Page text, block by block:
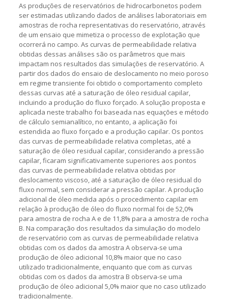
As produções de reservatórios de hidrocarbonetos podem
ser estimadas utilizando dados de análises laboratoriais em
amostras de rocha representativas do reservatório, através
de um ensaio que mimetiza o processo de explotação que
ocorrerá no campo. As curvas de permeabilidade relativa
obtidas dessas análises são os parâmetros que mais
impactam nos resultados das simulações de reservatório. A
partir dos dados do ensaio de deslocamento no meio poroso
em regime transiente foi obtido o comportamento completo
dessas curvas até a saturação de óleo residual capilar,
incluindo a produção do fluxo forçado. A solução proposta e
aplicada neste trabalho foi baseada nas equações e método
de cálculo semianalítico, no entanto, a aplicação foi
estendida ao fluxo forçado e a produção capilar. Os pontos
das curvas de permeabilidade relativa completas, até a
saturação de óleo residual capilar, considerando a pressão
capilar, ficaram significativamente superiores aos pontos
das curvas de permeabilidade relativa obtidas por
deslocamento viscoso, até a saturação de óleo residual do
fluxo normal, sem considerar a pressão capilar. A produção
adicional de óleo medida após o procedimento capilar em
relação à produção de óleo do fluxo normal foi de 52,0%
para amostra de rocha A e de 11,8% para a amostra de rocha
B. Na comparação dos resultados da simulação do modelo
de reservatório com as curvas de permeabilidade relativa
obtidas com os dados da amostra A observa-se uma
produção de óleo adicional 10,8% maior que no caso
utilizado tradicionalmente, enquanto que com as curvas
obtidas com os dados da amostra B observa-se uma
produção de óleo adicional 5,0% maior que no caso utilizado
tradicionalmente.